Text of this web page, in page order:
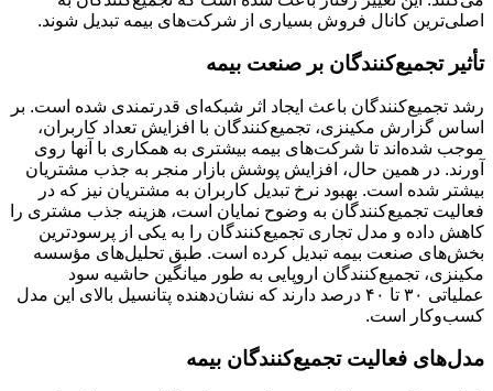
اصلی‌ترین کانال فروش بسیاری از شرکت‌های بیمه تبدیل شوند.
تأثیر تجمیع‌کنندگان بر صنعت بیمه
رشد تجمیع‌کنندگان باعث ایجاد اثر شبکه‌ای قدرتمندی شده است. بر
اساس گزارش مکینزی، تجمیع‌کنندگان با افزایش تعداد کاربران،
موجب شده‌اند تا شرکت‌های بیمه بیشتری به همکاری با آنها روی
آورند. در همین حال، افزایش پوشش بازار منجر به جذب مشتریان
بیشتر شده است. بهبود نرخ تبدیل کاربران به مشتریان نیز که در
فعالیت تجمیع‌کنندگان به وضوح نمایان است، هزینه جذب مشتری را
کاهش داده و مدل تجاری تجمیع‌کنندگان را به یکی از پرسودترین
بخش‌های صنعت بیمه تبدیل کرده است. طبق تحلیل‌های مؤسسه
مکینزی، تجمیع‌کنندگان اروپایی به طور میانگین حاشیه سود
عملیاتی ۳۰ تا ۴۰ درصد دارند که نشان‌دهنده پتانسیل بالای این مدل
کسب‌وکار است.
مدل‌های فعالیت تجمیع‌کنندگان بیمه